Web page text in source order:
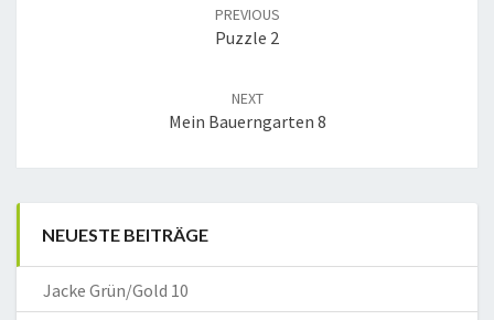
PREVIOUS
Puzzle 2
NEXT
Mein Bauerngarten 8
NEUESTE BEITRÄGE
Jacke Grün/Gold 10